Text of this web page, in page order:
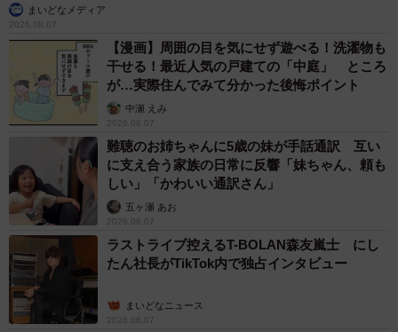
猫の当たり屋「さ、行こ！」（書き下ろしイラスト／提供：Ermineさ
ん）
怪我がなさそうなのは良かったのですが、そのまま膝に乗
って立ち上がり、喉を鳴らしながらしがみついて頬擦り
し、下ろしても離れず、立ち上がって歩いてもぴったりつ
いてくる状態でした。周りには誰もおらず、このまま放っ
ておくのは危ないため、どうしようと思いつつ、エンジン
まいどなメディア
2026.08.07
【漫画】周囲の目を気にせず遊べる！洗濯物も
干せる！最近人気の戸建ての「中庭」 ところ
が…実際住んでみて分かった後悔ポイント
中瀬 えみ
2026.08.07
難聴のお姉ちゃんに5歳の妹が手話通訳 互い
に支え合う家族の日常に反響「妹ちゃん、頼も
しい」「かわいい通訳さん」
五ヶ瀬 あお
2026.08.07
ラストライブ控えるT-BOLAN森友嵐士 にし
たん社長がTikTok内で独占インタビュー
まいどなニュース
2026.08.07